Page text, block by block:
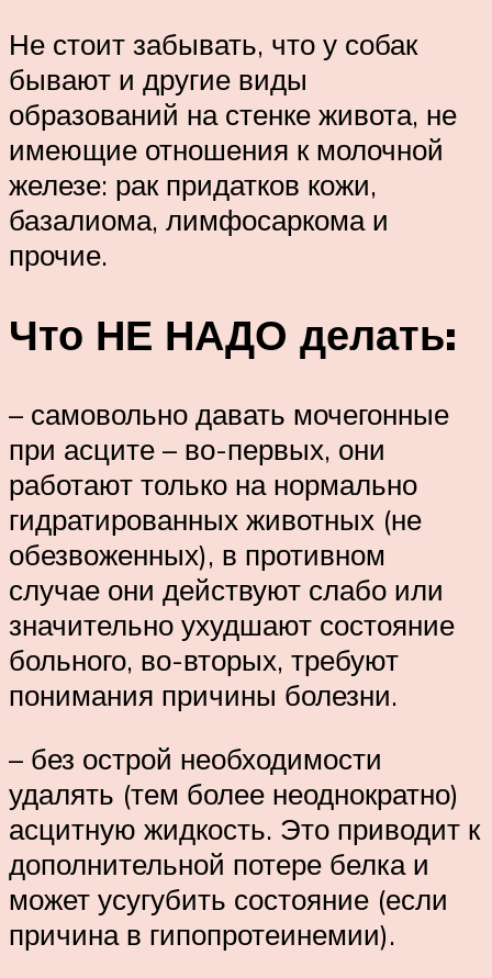
Не стоит забывать, что у собак
бывают и другие виды
образований на стенке живота, не
имеющие отношения к молочной
железе: рак придатков кожи,
базалиома, лимфосаркома и
прочие.
Что НЕ НАДО делать:
– самовольно давать мочегонные
при асците – во-первых, они
работают только на нормально
гидратированных животных (не
обезвоженных), в противном
случае они действуют слабо или
значительно ухудшают состояние
больного, во-вторых, требуют
понимания причины болезни.
– без острой необходимости
удалять (тем более неоднократно)
асцитную жидкость. Это приводит к
дополнительной потере белка и
может усугубить состояние (если
причина в гипопротеинемии).